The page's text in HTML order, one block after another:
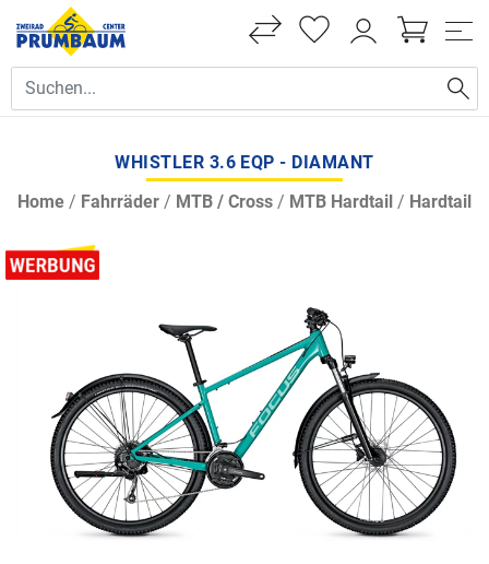
WHISTLER 3.6 EQP - DIAMANT
Home / Fahrräder / MTB / Cross / MTB Hardtail / Hardtail